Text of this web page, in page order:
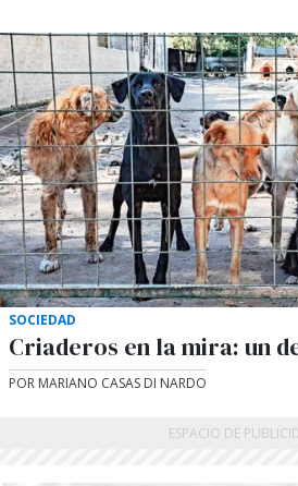
SOCIEDAD
Criaderos en la mira: un
POR MARIANO CASAS DI NARDO